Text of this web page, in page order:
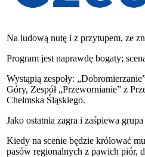
Na ludową nutę i z przytupem, ze
Program jest naprawdę bogaty;
Wystąpią zespoły:
Góry, Zespół „Przewornianie” z
Chełmska Śląskiego.
Jako ostatnia zagra i zaśpiewa
Kiedy na scenie będzie królować
pasów regionalnych z pawich piór,